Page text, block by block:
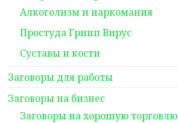
Алкоголизм и наркомания
Простуда Грипп Вирус
Суставы и кости
Заговоры для работы
Заговоры на бизнес
Заговоры на хорошую торговлю